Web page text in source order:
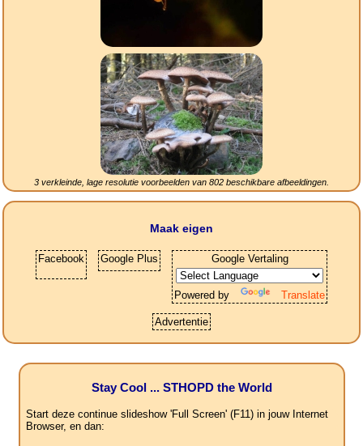
3 verkleinde, lage resolutie voorbeelden van 802 beschikbare afbeeldingen.
Maak eigen
Facebook Google Plus Google Vertaling
Powered by Translate
Advertentie
Stay Cool ... STHOPD the World
Start deze continue slideshow 'Full Screen' (F11) in jouw Internet
Browser, en dan: